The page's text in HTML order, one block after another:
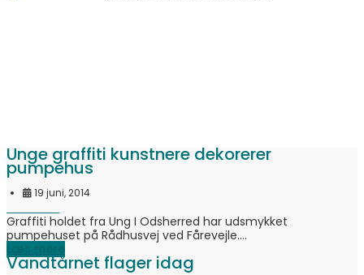
Unge graffiti kunstnere dekorerer
pumpehus
19 juni, 2014
Graffiti holdet fra Ung I Odsherred har udsmykket
pumpehuset på Rådhusvej ved Fårevejle....
Vandtårnet flager idag